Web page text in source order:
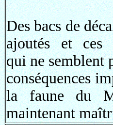
Des bacs de
ajoutés et ces
qui ne semblent
conséquences
la faune du
maintenant